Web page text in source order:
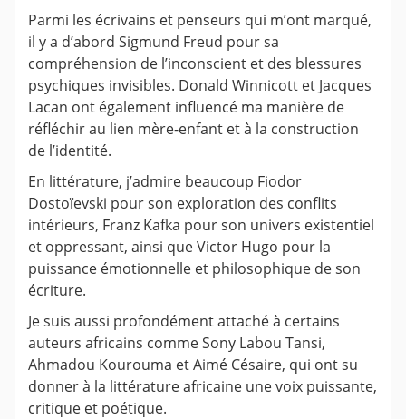
Parmi les écrivains et penseurs qui m’ont marqué,
il y a d’abord Sigmund Freud pour sa
compréhension de l’inconscient et des blessures
psychiques invisibles. Donald Winnicott et Jacques
Lacan ont également influencé ma manière de
réfléchir au lien mère-enfant et à la construction
de l’identité.
En littérature, j’admire beaucoup Fiodor
Dostoïevski pour son exploration des conflits
intérieurs, Franz Kafka pour son univers existentiel
et oppressant, ainsi que Victor Hugo pour la
puissance émotionnelle et philosophique de son
écriture.
Je suis aussi profondément attaché à certains
auteurs africains comme Sony Labou Tansi,
Ahmadou Kourouma et Aimé Césaire, qui ont su
donner à la littérature africaine une voix puissante,
critique et poétique.